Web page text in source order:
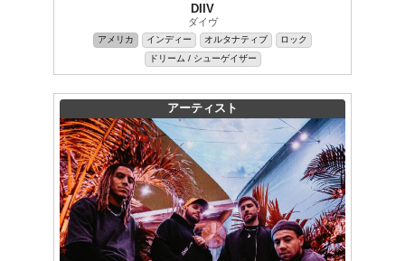
DIIV
ダイヴ
アメリカ インディー オルタナティブ
ロック
ドリーム / シューゲイザー
アーティスト